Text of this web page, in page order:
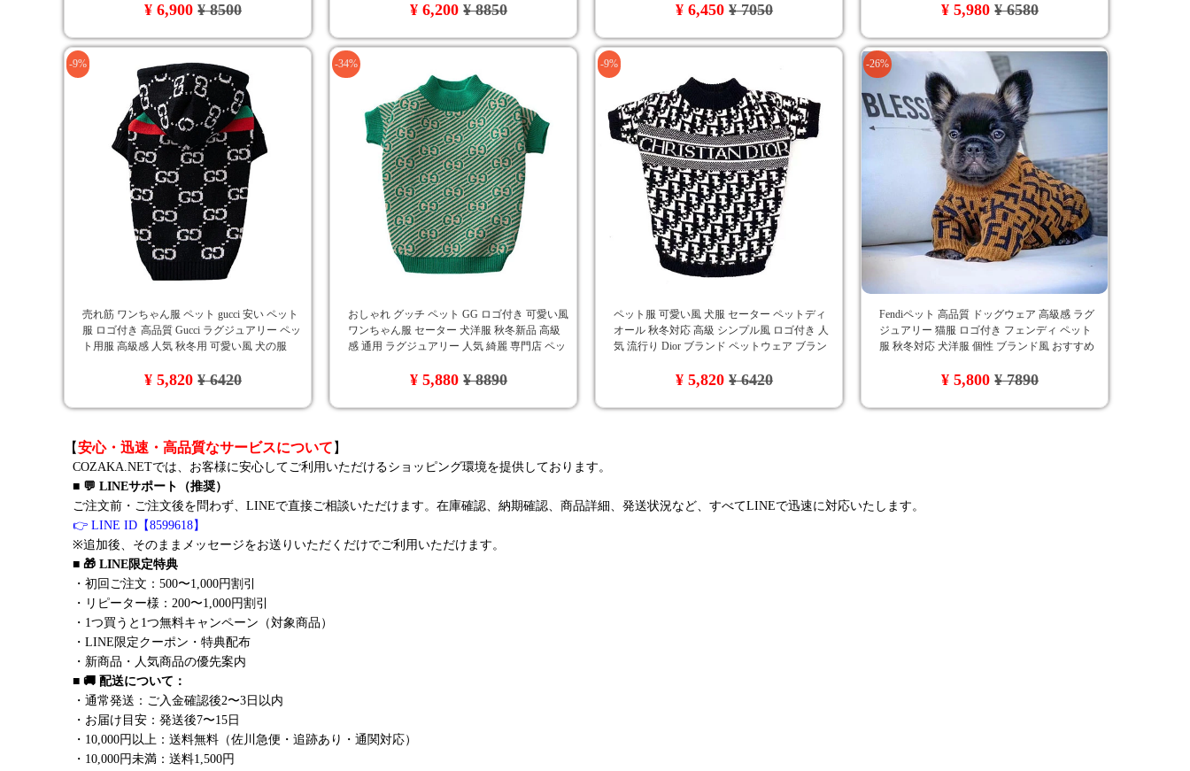
¥ 6,900¥ 8500 ¥ 6,200¥ 8850 ¥ 6,450¥ 7050 ¥ 5,980¥ 6580
-9%
売れ筋 ワンちゃん服 ペット gucci 安い ペット
服 ロゴ付き 高品質 Gucci ラグジュアリー ペッ
ト用服 高級感 人気 秋冬用 可愛い風 犬の服
¥ 5,820¥ 6420
-34%
おしゃれ グッチ ペット GG ロゴ付き 可愛い風
ワンちゃん服 セーター 犬洋服 秋冬新品 高級
感 通用 ラグジュアリー 人気 綺麗 専門店 ペッ
¥ 5,880¥ 8890
-9%
ペット服 可愛い風 犬服 セーター ペットディ
オール 秋冬対応 高級 シンプル風 ロゴ付き 人
気 流行り Dior ブランド ペットウェア ブラン
¥ 5,820¥ 6420
-26%
Fendiペット 高品質 ドッグウェア 高級感 ラグ
ジュアリー 猫服 ロゴ付き フェンディ ペット
服 秋冬対応 犬洋服 個性 ブランド風 おすすめ
¥ 5,800¥ 7890
【安心・迅速・高品質なサービスについて 】
COZAKA.NETでは、お客様に安心してご利用いただけるショッピング環境を提供しております。
■ 💬 LINEサポート（推奨）
ご注文前・ご注文後を問わず、LINEで直接ご相談いただけます。在庫確認、納期確認、商品詳細、発送状況など、すべてLINEで迅速に対応いたします。
👉 LINE ID【8599618】
※追加後、そのままメッセージをお送りいただくだけでご利用いただけます。
■ 🎁 LINE限定特典
・初回ご注文：500〜1,000円割引
・リピーター様：200〜1,000円割引
・1つ買うと1つ無料キャンペーン（対象商品）
・LINE限定クーポン・特典配布
・新商品・人気商品の優先案内
■ 🚚 配送について：
・通常発送：ご入金確認後2〜3日以内
・お届け目安：発送後7〜15日
・10,000円以上：送料無料（佐川急便・追跡あり・通関対応）
・10,000円未満：送料1,500円